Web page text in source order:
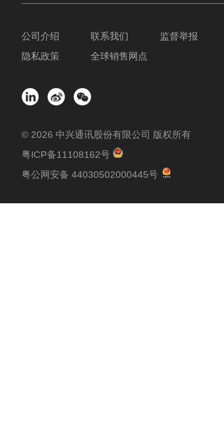
公司介绍 联系我们
监督举报
隐私政策
全球销售网点
© 2026 中兴通讯股份有限公司 版权所有
粤ICP备11108162号
粤公网安备 44030502000445号